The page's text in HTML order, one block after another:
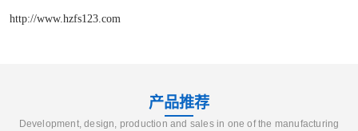
http://www.hzfs123.com
产品推荐
Development, design, production and sales in one of the manufacturing